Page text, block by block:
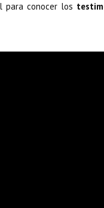
para conocer los